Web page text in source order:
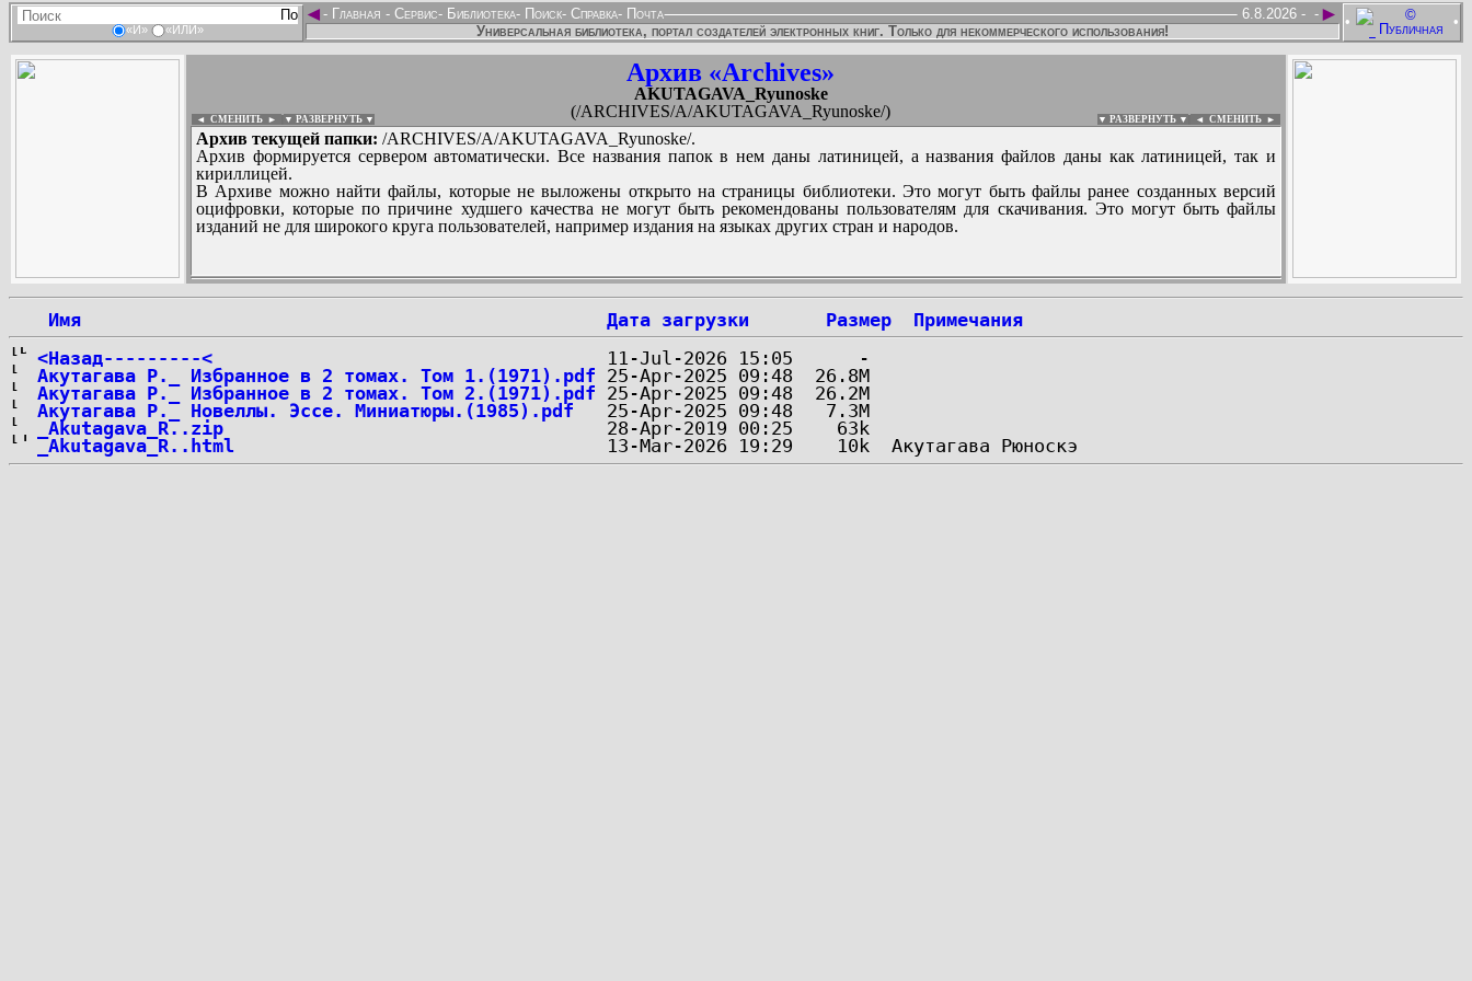
«И» «ИЛИ»
• •
◄ ►
- Главная - Сервис- Библиотека- Поиск- Справка- Почта -
6.8.2026 -
Универсальная библиотека, портал создателей электронных книг. Только для некоммерческого использования!
Архив «Archives»
AKUTAGAVA_Ryunoske
(/ARCHIVES/A/AKUTAGAVA_Ryunoske/)
◄ СМЕНИТЬ ► ▼ РАЗВЕРНУТЬ ▼ ▼ РАЗВЕРНУТЬ ▼ ◄ СМЕНИТЬ ►
Архив текущей папки: /ARCHIVES/A/AKUTAGAVA_Ryunoske/.
Архив формируется сервером автоматически. Все названия папок в нем даны латиницей, а названия файлов даны как латиницей, так и
кириллицей.
В Архиве можно найти файлы, которые не выложены открыто на страницы библиотеки. Это могут быть файлы ранее созданных версий
оцифровки, которые по причине худшего качества не могут быть рекомендованы пользователям для скачивания. Это могут быть файлы
изданий не для широкого круга пользователей, например издания на языках других стран и народов.
:
...
Имя Дата загрузки Размер
Примечания
<Назад---------<
Акутагава Р._ Избранное в 2 томах. Том 1.(1971).pdf
Акутагава Р._ Избранное в 2 томах. Том 2.(1971).pdf
Акутагава Р._ Новеллы. Эссе. Миниатюры.(1985).pdf
_Akutagava_R..zip
_Akutagava_R..html